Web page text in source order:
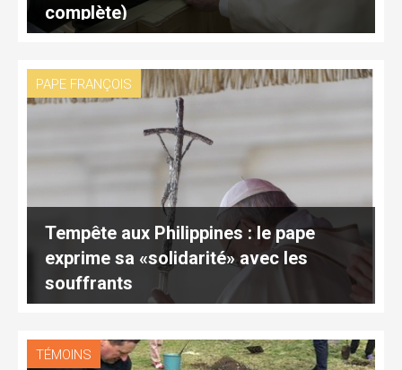
complète)
PAPE FRANÇOIS
Tempête aux Philippines : le pape
exprime sa «solidarité» avec les
souffrants
TÉMOINS